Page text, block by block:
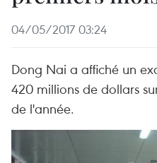
04/05/2017 03:24
Dong Nai a affiché un
420 millions de dollars
de l'année.